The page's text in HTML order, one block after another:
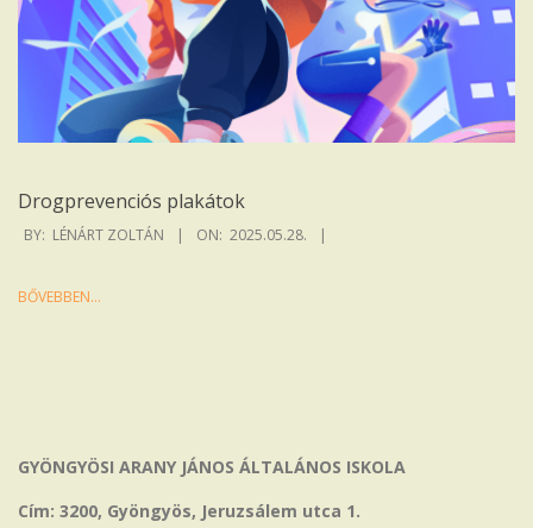
Drogprevenciós plakátok
2025-
28
BY: LÉNÁRT ZOLTÁN ON: 2025.05.28.
BŐVEBBEN…
GYÖNGYÖSI ARANY JÁNOS ÁLTALÁNOS ISKOLA
Cím: 3200, Gyöngyös, Jeruzsálem utca 1.